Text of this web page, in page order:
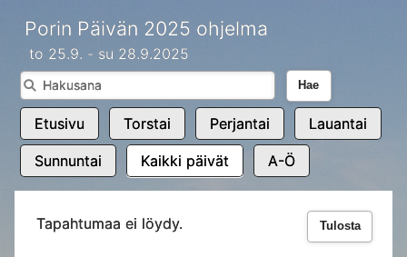
Porin Päivän 2025 ohjelma
to 25.9. - su 28.9.2025
Hae
Etusivu Torstai Perjantai Lauantai
Sunnuntai Kaikki päivät A-Ö
Tulosta
Tapahtumaa ei löydy.